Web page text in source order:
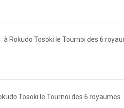
à Rokudo Tosoki le Tournoi des 6
Tosoki le Tournoi des 6 royaumes